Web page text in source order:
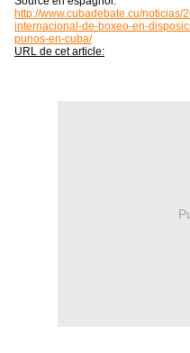
http://www.cubadebate.cu/
internacional-de-boxeo-en-
punos-en-cuba/
URL de cet article: